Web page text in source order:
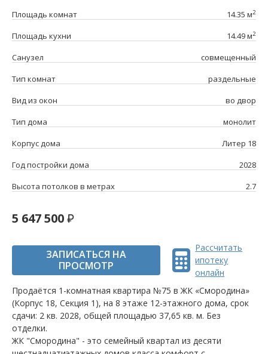
Площадь комнат 14.35 м2
Площадь кухни 14.49 м2
Санузел
совмещенный
Тип комнат
раздельные
Вид из окон
во двор
Тип дома
монолит
Корпус дома
Литер 18
Год постройки дома
2028
Высота потолков в метрах
2.7
5 647 500
ЗАПИСАТЬСЯ НА
ПРОСМОТР
Рассчитать
ипотеку
онлайн
Продаётся 1-комнатная квартира №75 в ЖК «Смородина»
(Корпус 18, Секция 1), на 8 этаже 12-этажного дома, срок
сдачи: 2 кв. 2028, общей площадью 37,65 кв. м. Без
отделки.
ЖК "Смородина" - это семейный квартал из десяти